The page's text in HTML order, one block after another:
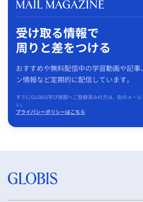
受け取る情報で
周りと差をつける
おすすめや無料配信中の学習動画や記
ン情報など定期的に配信しています。
すでにGLOBIS学び放題へご登録済みの方は、別のメー
い。
プライバシーポリシーはこちら